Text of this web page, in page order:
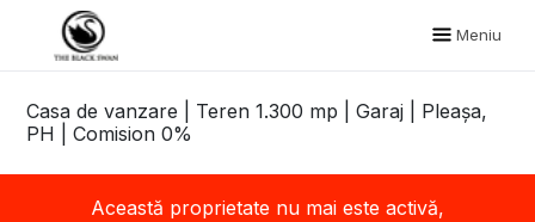
Meniu
Casa de vanzare | Teren 1.300 mp | Garaj | Pleașa,
PH | Comision 0%
Această proprietate nu mai este activă,